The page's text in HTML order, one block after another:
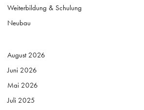
Weiterbildung & Schulung
Neubau
August 2026
Juni 2026
Mai 2026
Juli 2025